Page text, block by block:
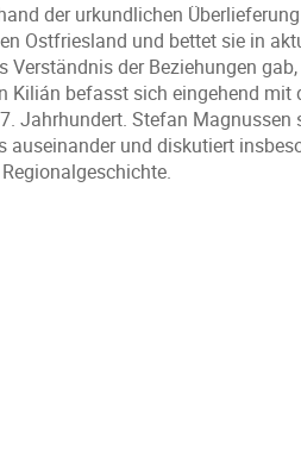
der urkundlichen
Ostfriesland und bettet sie in
der Beziehungen
Kilián befasst sich eingehend mit
Jahrhundert. Stefan
auseinander und diskutiert